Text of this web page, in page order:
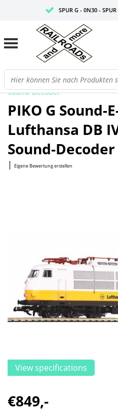
SPUR G - 0N30 -
Startseite/G Sound-E-Lok BR
Sound-Decoder
PIKO G Sound-
Lufthansa DB
Sound-Decoder
| Eigene Bewertung erstellen
View specifications
€849,-